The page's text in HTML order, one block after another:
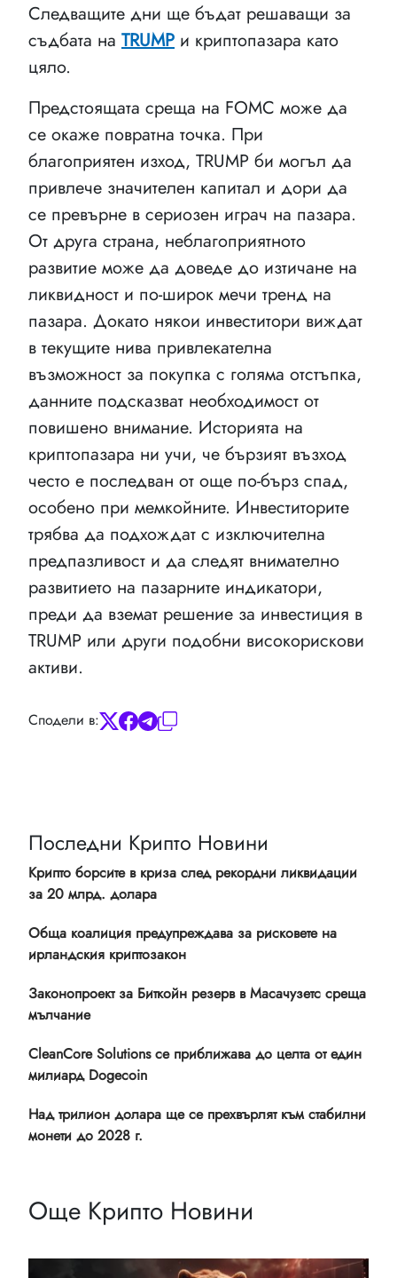
Следващите дни ще бъдат решаващи за
съдбата на TRUMP и криптопазара като
цяло.
Предстоящата среща на FOMC може да
се окаже повратна точка. При
благоприятен изход, TRUMP би могъл да
привлече значителен капитал и дори да
се превърне в сериозен играч на пазара.
От друга страна, неблагоприятното
развитие може да доведе до изтичане на
ликвидност и по-широк мечи тренд на
пазара. Докато някои инвеститори виждат
в текущите нива привлекателна
възможност за покупка с голяма отстъпка,
данните подсказват необходимост от
повишено внимание. Историята на
криптопазара ни учи, че бързият възход
често е последван от още по-бърз спад,
особено при мемкойните. Инвеститорите
трябва да подхождат с изключителна
предпазливост и да следят внимателно
развитието на пазарните индикатори,
преди да вземат решение за инвестиция в
TRUMP или други подобни високорискови
активи.
Сподели в:
Последни Крипто Новини
Крипто борсите в криза след рекордни ликвидации
за 20 млрд. долара
Обща коалиция предупреждава за рисковете на
ирландския криптозакон
Законопроект за Биткойн резерв в Масачузетс среща
мълчание
CleanCore Solutions се приближава до целта от един
милиард Dogecoin
Над трилион долара ще се прехвърлят към стабилни
монети до 2028 г.
Още Крипто Новини